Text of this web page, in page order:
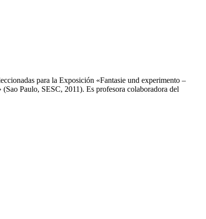
para la Exposición «Fantasie und experimento –
Paulo, SESC, 2011). Es profesora colaboradora del